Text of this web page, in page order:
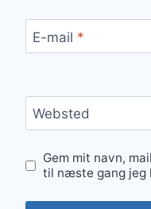
E-mail *
Websted
Gem mit navn,
til næste gang jeg